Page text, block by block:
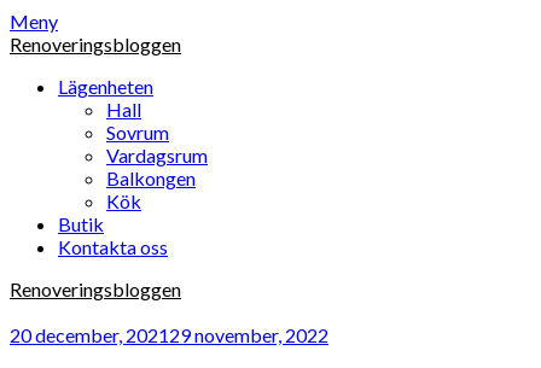
Hoppa
till
Meny
Renoveringsbloggen
Lägenheten
Hall
Sovrum
Vardagsrum
Balkongen
Kök
Butik
Kontakta oss
Renoveringsbloggen
20 december, 202129 november, 2022